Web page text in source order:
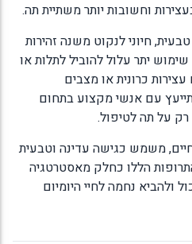
וחשובות יותר משתיית תה.
חיוני לנקוט משנה זהירות
יתר עלול להוביל לתלות או
כרונית או מצבים
עם אנשי מקצוע בתחום
על תה לטיפול.
משמש כגישה עדינה וטבעית
הללו כחלק מאסטרטגיה
ולהביא נחמה לחיי היומיום